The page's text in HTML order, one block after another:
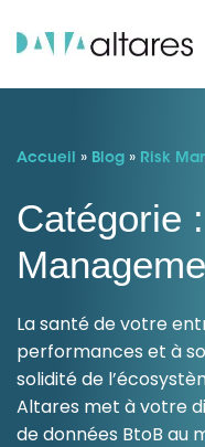
Vos enjeux
Nos data
Notre groupe
Accueil » Blog » Risk
Catégorie
La santé de votre
performances et à
solidité de
Altares met à votre
de données BtoB au